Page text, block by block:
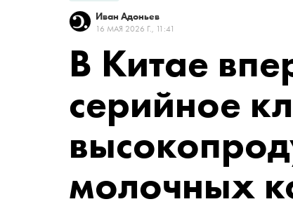
Иван Адоньев
16 МАЯ 2026 Г., 11:41
В Китае
серийное
молочных